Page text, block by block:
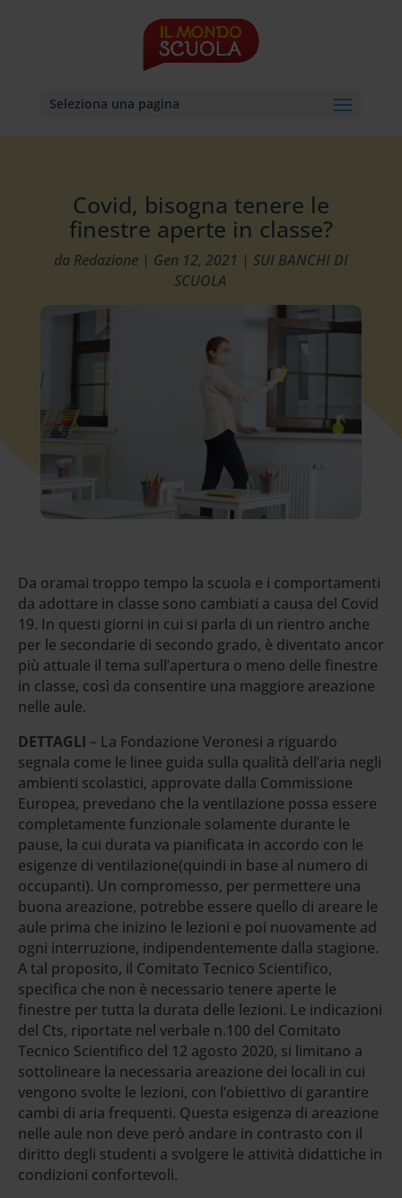
Seleziona una pagina
Covid, bisogna tenere le
finestre aperte in classe?
da Redazione| Gen 12, 2021 | SUI BANCHI DI
SCUOLA
Da oramai troppo tempo la scuola e i comportamenti
da adottare in classe sono cambiati a causa del Covid
19. In questi giorni in cui si parla di un rientro anche
per le secondarie di secondo grado, è diventato ancor
più attuale il tema sull’apertura o meno delle finestre
in classe, così da consentire una maggiore areazione
nelle aule.
DETTAGLI – La Fondazione Veronesi a riguardo
segnala come le linee guida sulla qualità dell’aria negli
ambienti scolastici, approvate dalla Commissione
Europea, prevedano che la ventilazione possa essere
completamente funzionale solamente durante le
pause, la cui durata va pianificata in accordo con le
esigenze di ventilazione(quindi in base al numero di
occupanti). Un compromesso, per permettere una
buona areazione, potrebbe essere quello di areare le
aule prima che inizino le lezioni e poi nuovamente ad
ogni interruzione, indipendentemente dalla stagione.
A tal proposito, il Comitato Tecnico Scientifico,
specifica che non è necessario tenere aperte le
finestre per tutta la durata delle lezioni. Le indicazioni
del Cts, riportate nel verbale n.100 del Comitato
Tecnico Scientifico del 12 agosto 2020, si limitano a
sottolineare la necessaria areazione dei locali in cui
vengono svolte le lezioni, con l’obiettivo di garantire
cambi di aria frequenti. Questa esigenza di areazione
nelle aule non deve però andare in contrasto con il
diritto degli studenti a svolgere le attività didattiche in
condizioni confortevoli.